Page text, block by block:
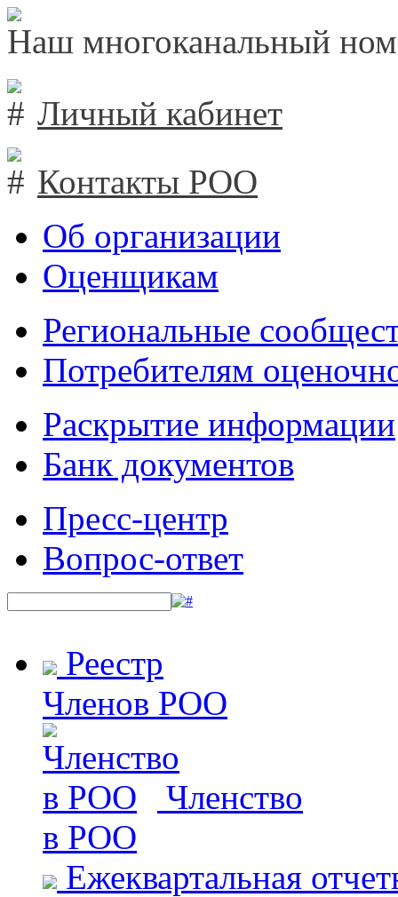
Наш многоканальный
Личный кабинет
Контакты РОО
Об организации
Оценщикам
Региональные
Потребителям
Раскрытие информации
Банк документов
Пресс-центр
Вопрос-ответ
Реестр
Членов РОО
Членство
в РОО
Ежеквартальная